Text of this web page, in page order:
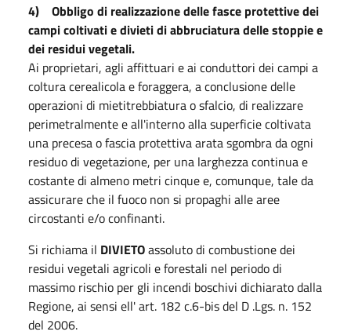
4)
Obbligo di realizzazione delle fasce protettive dei
campi coltivati e divieti di abbruciatura delle stoppie e
dei residui vegetali.
Ai proprietari, agli affittuari e ai conduttori dei campi a
coltura cerealicola e foraggera, a conclusione delle
operazioni di mietitrebbiatura o sfalcio, di realizzare
perimetralmente e all'interno alla superficie coltivata
una precesa o fascia protettiva arata sgombra da ogni
residuo di vegetazione, per una larghezza continua e
costante di almeno metri cinque e, comunque, tale da
assicurare che il fuoco non si propaghi alle aree
circostanti e/o confinanti.
Si richiama il DIVIETOassoluto di combustione dei
residui vegetali agricoli e forestali nel periodo di
massimo rischio per gli incendi boschivi dichiarato dalla
Regione, ai sensi ell' art. 182 c.6-bis del D .Lgs. n. 152
del 2006.